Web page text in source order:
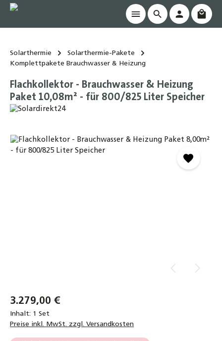
springen
Solarthermie
Solarthermie-Pakete
Komplettpakete Brauchwasser & Heizung
Flachkollektor - Brauchwasser & Heizung
Paket 10,08m² - für 800/825 Liter Speicher
Bildergalerie überspringen
3.279,00 €
Inhalt: 1 Set
Preise inkl. MwSt. zzgl. Versandkosten